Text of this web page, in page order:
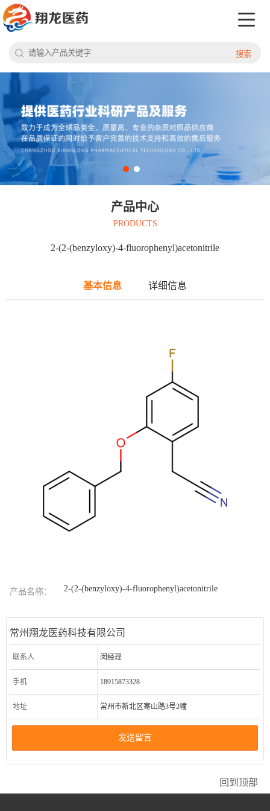
搜索
产品中心
PRODUCTS
2-(2-(benzyloxy)-4-fluorophenyl)acetonitrile
基本信息 详细信息
产品名称： 2-(2-(benzyloxy)-4-fluorophenyl)acetonitrile
常州翔龙医药科技有限公司
联系人 闵经理
手机 18915873328
地址 常州市新北区寒山路3号2幢
发送留言
回到顶部